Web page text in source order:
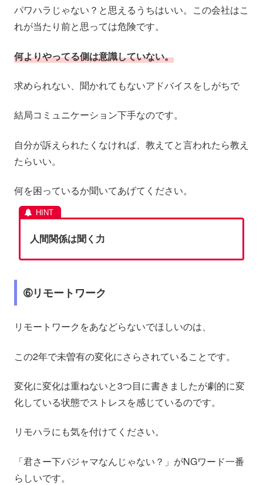
パワハラじゃない？と思えるうちはいい。この会社はこ
れが当たり前と思っては危険です。
何よりやってる側は意識していない。
求められない、聞かれてもないアドバイスをしがちで
結局コミュニケーション下手なのです。
自分が訴えられたくなければ、教えてと言われたら教え
たらいい。
何を困っているか聞いてあげてください。
人間関係は聞く力
➅リモートワーク
リモートワークをあなどらないでほしいのは、
この2年で未曽有の変化にさらされていることです。
変化に変化は重ねないと3つ目に書きましたが劇的に変
化している状態でストレスを感じているのです。
リモハラにも気を付けてください。
「君さー下パジャマなんじゃない？」がNGワード一番
らしいです。